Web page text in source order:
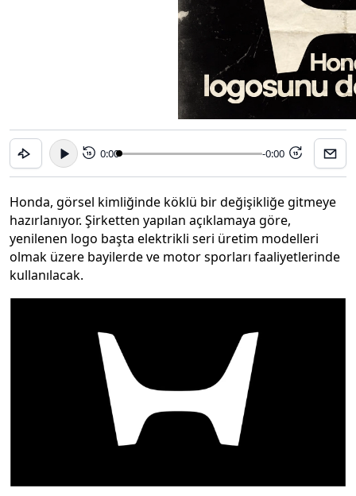
15 0:00 -0:00 15
Honda, görsel kimliğinde köklü bir değişikliğe gitmeye
hazırlanıyor. Şirketten yapılan açıklamaya göre,
yenilenen logo başta elektrikli seri üretim modelleri
olmak üzere bayilerde ve motor sporları faaliyetlerinde
kullanılacak.